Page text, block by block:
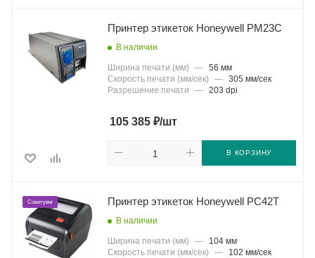
Принтер этикеток Honeywell PM23C
В наличии
Ширина печати (мм) — 56 мм
Скорость печати (мм/сек)
— 305 мм/сек
Разрешение печати
— 203 dpi
105 385 ₽/шт
В КОРЗИНУ
Советуем Принтер этикеток Honeywell PC42T
В наличии
Ширина печати (мм) —
104 мм
Скорость печати (мм/сек)
—
102 мм/сек